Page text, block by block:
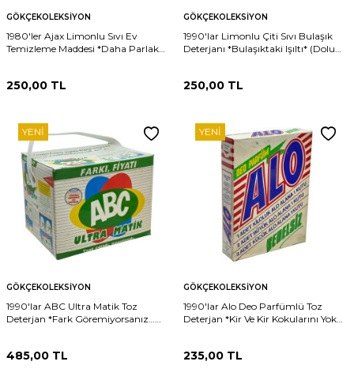
GÖKÇEKOLEKSIYON
1980'ler Ajax Limonlu Sıvı Ev
Temizleme Maddesi *Daha Parlak
250,00 TL
GÖKÇEKOLEKSIYON
1990'lar Limonlu Çiti Sıvı Bulaşık
Deterjanı *Bulaşıktaki Işıltı* (Dolu
250,00 TL
YENI
GÖKÇEKOLEKSIYON
1990'lar ABC Ultra Matik Toz
Deterjan *Fark Göremiyorsanız…
485,00 TL
YENI
GÖKÇEKOLEKSIYON
1990'lar Alo Deo Parfümlü Toz
Deterjan *Kir Ve Kir Kokularını Yok
235,00 TL